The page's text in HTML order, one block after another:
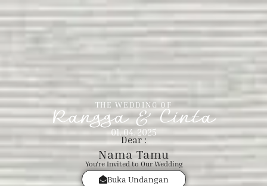
THE WEDDING OF
Rangga & Cinta
01. 04. 2025
Dear :
Nama Tamu
You're Invited to Our Wedding
Buka Undangan